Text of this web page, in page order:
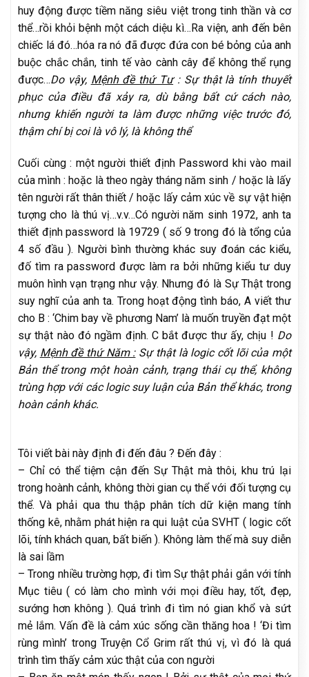
huy động được tiềm năng siêu việt trong tinh thần và cơ
thể…rồi khỏi bệnh một cách diệu kì…Ra viện, anh đến bên
chiếc lá đó…hóa ra nó đã được đứa con bé bỏng của anh
buộc chắc chắn, tinh tế vào cành cây để không thể rụng
được…Do vậy, Mệnh đề thứ Tư: Sự thật là tính thuyết
phục của điều đã xảy ra, dù bằng bất cứ cách nào,
nhưng khiến người ta làm được những việc trước đó,
thậm chí bị coi là vô lý, là không thể
Cuối cùng : một người thiết định Password khi vào mail
của mình : hoặc là theo ngày tháng năm sinh / hoặc là lấy
tên người rất thân thiết / hoặc lấy cảm xúc về sự vật hiện
tượng cho là thú vị…v.v…Có người năm sinh 1972, anh ta
thiết định password là 19729 ( số 9 trong đó là tổng của
4 số đầu ). Người bình thường khác suy đoán các kiểu,
đố tìm ra password được làm ra bởi những kiểu tư duy
muôn hình vạn trạng như vậy. Nhưng đó là Sự Thật trong
suy nghĩ của anh ta. Trong hoạt động tình báo, A viết thư
cho B : ‘Chim bay về phương Nam’ là muốn truyền đạt một
sự thật nào đó ngầm định. C bắt được thư ấy, chịu ! Do
vậy, Mệnh đề thứ Năm :Sự thật là logic cốt lõi của một
Bản thể trong một hoàn cảnh, trạng thái cụ thể, không
trùng hợp với các logic suy luận của Bản thể khác, trong
hoàn cảnh khác.
Tôi viết bài này định đi đến đâu ? Đến đây :
– Chỉ có thể tiệm cận đến Sự Thật mà thôi, khu trú lại
trong hoành cảnh, không thời gian cụ thể với đối tượng cụ
thể. Và phải qua thu thập phân tích dữ kiện mang tính
thống kê, nhằm phát hiện ra qui luật của SVHT ( logic cốt
lõi, tính khách quan, bất biến ). Không làm thế mà suy diễn
là sai lầm
– Trong nhiều trường hợp, đi tìm Sự thật phải gắn với tính
Mục tiêu ( có làm cho mình với mọi điều hay, tốt, đẹp,
sướng hơn không ). Quá trình đi tìm nó gian khổ và sứt
mẻ lắm. Vấn đề là cảm xúc sống cần thăng hoa ! ‘Đi tìm
rùng mình’ trong Truyện Cổ Grim rất thú vị, vì đó là quá
trình tìm thấy cảm xúc thật của con người